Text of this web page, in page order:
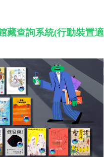
查詢系統(行動裝置適